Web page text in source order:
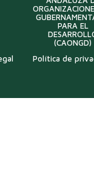
PARA EL
(CAONGD)
Política de